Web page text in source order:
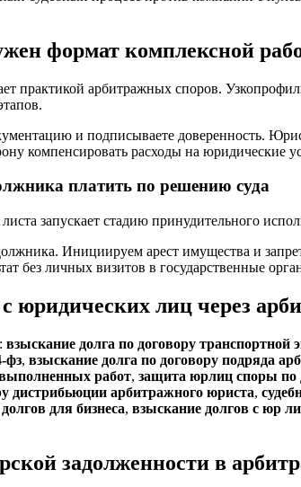
формат комплексной
практикой арбитражных споров.
и подписываете доверенность.
компенсировать расходы на юридические
платить по решению суда
запускает стадию принудительного
Инициируем арест имущества и
без личных визитов в государственные
юридических лиц через
взыскание долга по договору транспортной
фз, взыскание долга по договору подряда
работ, защита юрлиц споры по
дистрибьюции арбитражного юриста,
для бизнеса, взыскание долгов с юр
задолженности в